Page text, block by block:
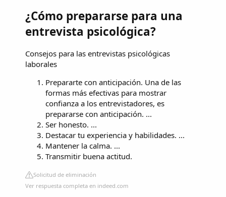
¿Cómo prepararse para una
entrevista psicológica?
Consejos para las entrevistas psicológicas
laborales
Prepararte con anticipación. Una de las
formas más efectivas para mostrar
confianza a los entrevistadores, es
prepararse con anticipación. ...
Ser honesto. ...
Destacar tu experiencia y habilidades. ...
Mantener la calma. ...
Transmitir buena actitud.
Solicitud de eliminación
Ver respuesta completa en indeed.com